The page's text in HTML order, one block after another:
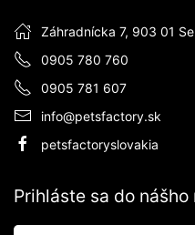
Záhradnícka 7, 903 01
0905 780 760
0905 781 607
info@petsfactory.sk
petsfactoryslovakia
Prihláste sa do